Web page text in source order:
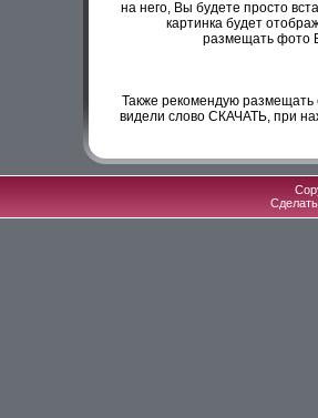
на него, Вы будете просто
картинка будет
размещать фото
Также рекомендую
видели слово СКАЧАТЬ, при